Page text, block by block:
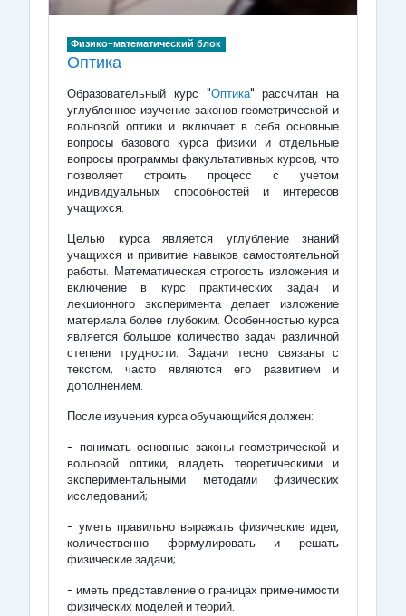
Физико-математический блок
Оптика
Образовательный курс "Оптика" рассчитан на
углубленное изучение законов геометрической и
волновой оптики и включает в себя основные
вопросы базового курса физики и отдельные
вопросы программы факультативных курсов, что
позволяет строить процесс с учетом
индивидуальных способностей и интересов
учащихся.
Целью курса является углубление знаний
учащихся и привитие навыков самостоятельной
работы. Математическая строгость изложения и
включение в курс практических задач и
лекционного эксперимента делает изложение
материала более глубоким. Особенностью курса
является большое количество задач различной
степени трудности. Задачи тесно связаны с
текстом, часто являются его развитием и
дополнением.
После изучения курса обучающийся должен:
- понимать основные законы геометрической и
волновой оптики, владеть теоретическими и
экспериментальными методами физических
исследований;
- уметь правильно выражать физические идеи,
количественно формулировать и решать
физические задачи;
- иметь представление о границах применимости
физических моделей и теорий.